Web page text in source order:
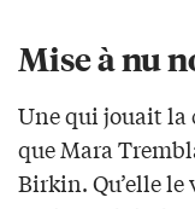
Mise à nu
Une qui jouait la
que Mara
Birkin. Qu’elle